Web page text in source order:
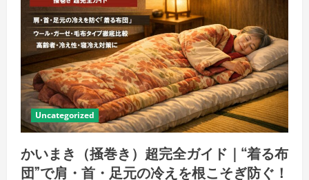
Uncategorized
かいまき（掻巻き）超完全ガイド｜“着る布
団”で肩・首・足元の冷えを根こそぎ防ぐ！